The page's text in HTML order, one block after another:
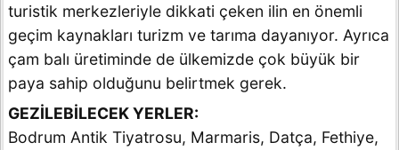
turistik merkezleriyle dikkati çeken ilin en önemli
geçim kaynakları turizm ve tarıma dayanıyor. Ayrıca
çam balı üretiminde de ülkemizde çok büyük bir
paya sahip olduğunu belirtmek gerek.
GEZİLEBİLECEK YERLER:
Bodrum Antik Tiyatrosu, Marmaris, Datça, Fethiye,